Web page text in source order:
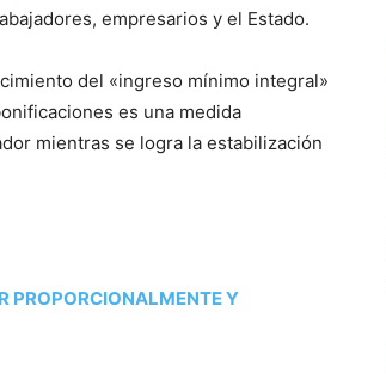
empresarios y el Estado.
del «ingreso mínimo integral»
es una medida
mientras se logra la estabilización
PROPORCIONALMENTE Y